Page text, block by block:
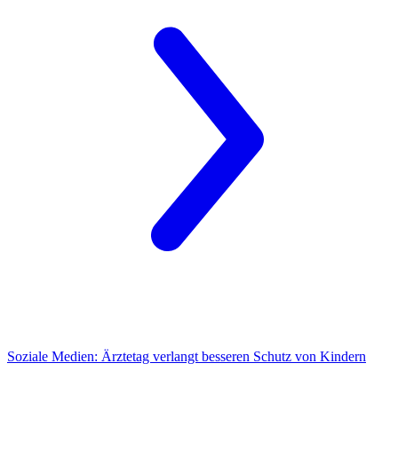
Soziale Medien: Ärztetag verlangt besseren Schutz von Kindern